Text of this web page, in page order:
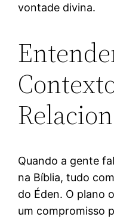
vontade divina.
Quando a gente
na Bíblia, tudo
do Éden. O plano
um compromisso